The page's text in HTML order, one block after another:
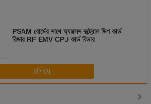
PSAM বোর্ডের সাথে অ্যাক্সেস কন্ট্রোল ডিপ কার্ড
রিডার RF EMV CPU কার্ড রিডার
চালিয়ে